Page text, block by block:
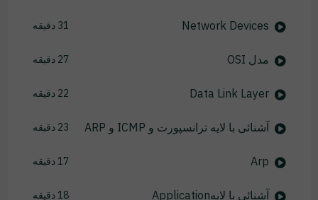
Network Devices 31 دقیقه
مدل OSI 27 دقیقه
Data Link Layer 22 دقیقه
آشنائی با لایه ترانسپورت و ICMP و ARP 23 دقیقه
Arp 17 دقیقه
آشنائی با لایهApplication 18 دقیقه